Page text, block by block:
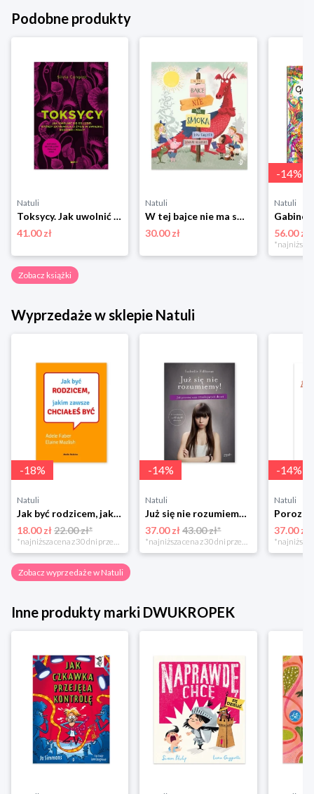
Podobne produkty
Natuli
Toksycy. Jak uwolnić się od ludzi, którzy zatruwają ci życie w związku, rodzinie i pracy Znak literanova
41.00 zł
Natuli
W tej bajce nie ma smoka Dwukropek
30.00 zł
-14%
Natuli
56.00 zł
Zobacz książki
Wyprzedaże w sklepie Natuli
-18%
Natuli
Jak być rodzicem, jakim zawsze chciałeś być Media rodzina
18.00 zł22.00 zł*
-14%
Natuli
Już się nie rozumiemy! Jak przeżyć czas trzaskających drzwi Esprit
37.00 zł 43.00 zł*
-14%
Natuli
37.00 zł
Zobacz wyprzedaże w Natuli
Inne produkty marki DWUKROPEK